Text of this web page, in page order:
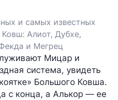
и самых известных
Алиот, Дубхе,
и Мегрец
Мицар и
система, увидеть
Большого Ковша.
с конца, а Алькор — ее